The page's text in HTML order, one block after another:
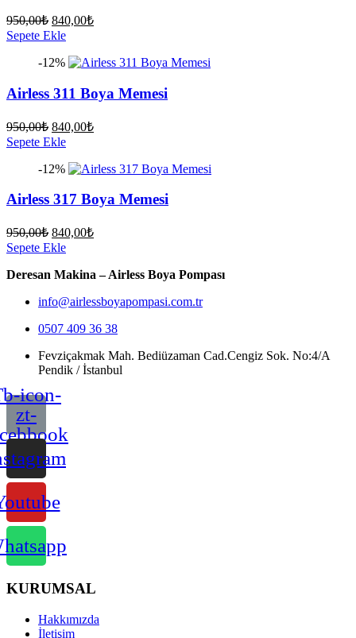
950,00₺ Orijinal
fiyat:
840,00₺Şu
840,00₺.
Sepete Ekle
-12%
Airless 311 Boya Memesi
950,00₺ Orijinal
fiyat:
840,00₺Şu
840,00₺.
Sepete Ekle
-12%
Airless 317 Boya Memesi
950,00₺ Orijinal
fiyat:
840,00₺Şu
840,00₺.
Sepete Ekle
Deresan Makina – Airless Boya Pompası
info@airlessboyapompasi.com.tr
0507 409 36 38
Fevziçakmak Mah. Bediüzaman Cad.Cengiz Sok. No:4/A
Pendik / İstanbul
icon-
zt-
KURUMSAL
Hakkımızda
İletişim